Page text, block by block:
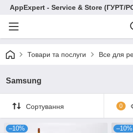
AppExpert - Service & Store (ГУРТ/
Товари та послуги Все для
Samsung
Сортування 0
–10% –10%